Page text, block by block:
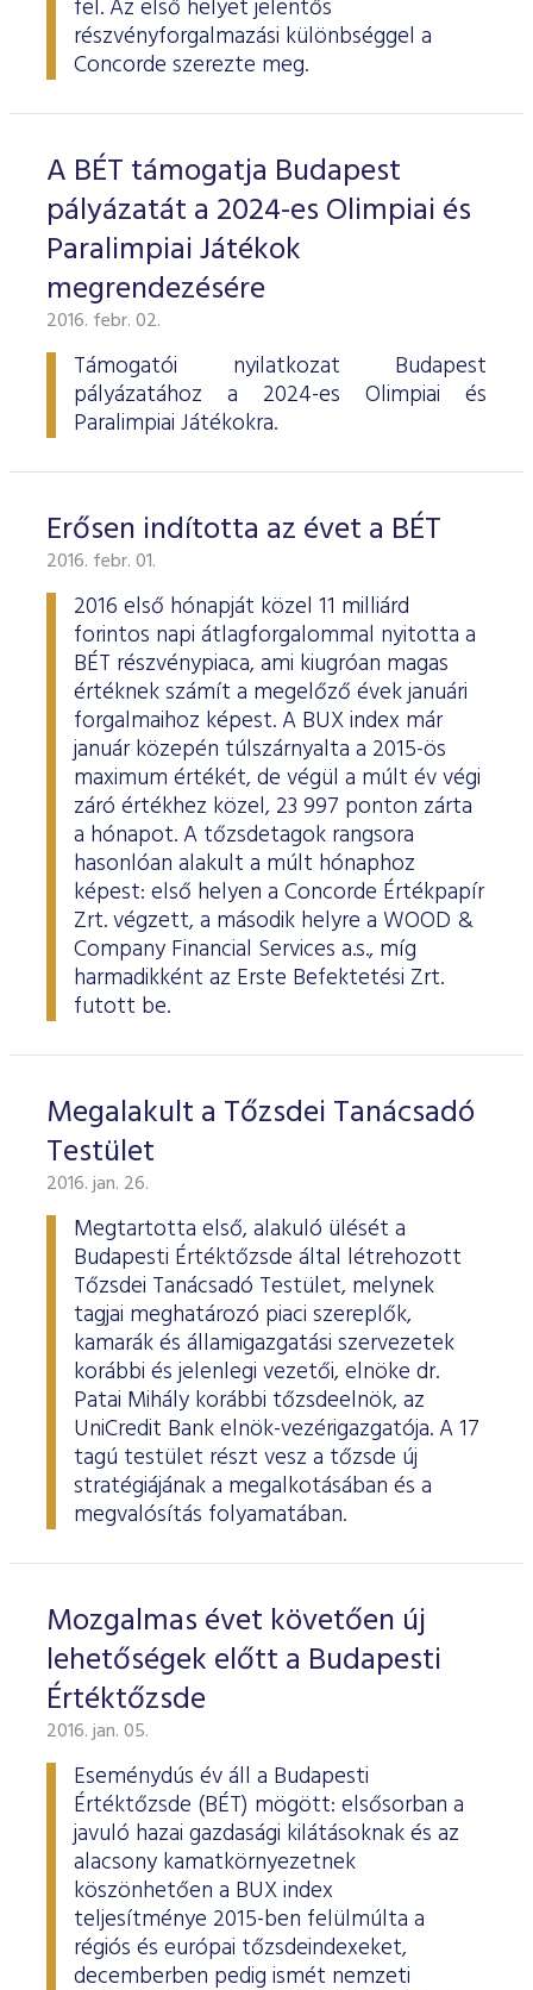
ESG Útmutató
fel. Az első helyet jelentős
részvényforgalmazási különbséggel a
Concorde szerezte meg.
A BÉT támogatja Budapest
pályázatát a 2024-es Olimpiai és
Paralimpiai Játékok
megrendezésére
2016. febr. 02.
Támogatói nyilatkozat Budapest
pályázatához a 2024-es Olimpiai és
Paralimpiai Játékokra.
Erősen indította az évet a BÉT
2016. febr. 01.
2016 első hónapját közel 11 milliárd
forintos napi átlagforgalommal nyitotta a
BÉT részvénypiaca, ami kiugróan magas
értéknek számít a megelőző évek januári
forgalmaihoz képest. A BUX index már
január közepén túlszárnyalta a 2015-ös
maximum értékét, de végül a múlt év végi
záró értékhez közel, 23 997 ponton zárta
a hónapot. A tőzsdetagok rangsora
hasonlóan alakult a múlt hónaphoz
képest: első helyen a Concorde Értékpapír
Zrt. végzett, a második helyre a WOOD &
Company Financial Services a.s., míg
harmadikként az Erste Befektetési Zrt.
futott be.
Megalakult a Tőzsdei Tanácsadó
Testület
2016. jan. 26.
Megtartotta első, alakuló ülését a
Budapesti Értéktőzsde által létrehozott
Tőzsdei Tanácsadó Testület, melynek
tagjai meghatározó piaci szereplők,
kamarák és államigazgatási szervezetek
korábbi és jelenlegi vezetői, elnöke dr.
Patai Mihály korábbi tőzsdeelnök, az
UniCredit Bank elnök-vezérigazgatója. A 17
tagú testület részt vesz a tőzsde új
stratégiájának a megalkotásában és a
megvalósítás folyamatában.
Mozgalmas évet követően új
lehetőségek előtt a Budapesti
Értéktőzsde
2016. jan. 05.
Eseménydús év áll a Budapesti
Értéktőzsde (BÉT) mögött: elsősorban a
javuló hazai gazdasági kilátásoknak és az
alacsony kamatkörnyezetnek
köszönhetően a BUX index
teljesítménye 2015-ben felülmúlta a
régiós és európai tőzsdeindexeket,
decemberben pedig ismét nemzeti